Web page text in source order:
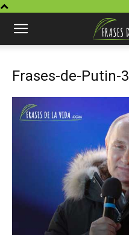
Frases-de-Putin-3